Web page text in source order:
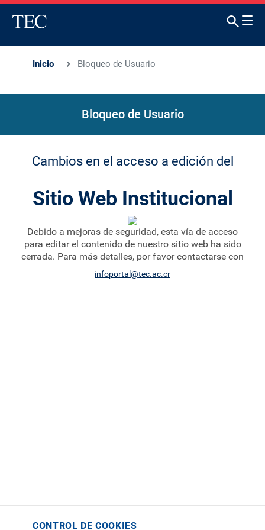
Inicio Bloqueo de Usuario
Bloqueo de Usuario
Cambios en el acceso a edición del
Sitio Web Institucional
Debido a mejoras de seguridad, esta vía de acceso
para editar el contenido de nuestro sitio web ha sido
cerrada. Para más detalles, por favor contactarse con
infoportal@tec.ac.cr
CONTROL DE COOKIES